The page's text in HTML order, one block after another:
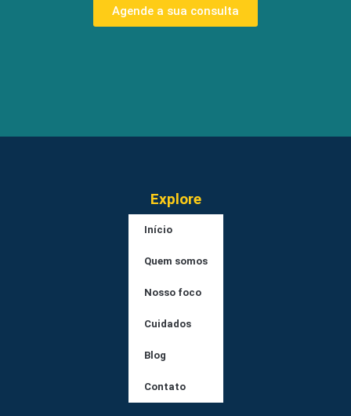
Agende a sua consulta
Explore
Início
Quem somos
Nosso foco
Cuidados
Blog
Contato